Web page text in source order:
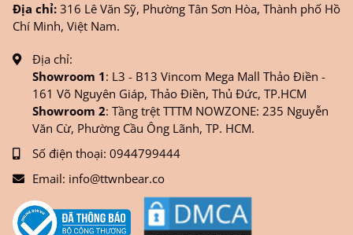
Địa chỉ: 316 Lê Văn Sỹ, Phường Tân Sơn Hòa, Thành phố Hồ
Chí Minh, Việt Nam.
Địa chỉ:
Showroom 1: L3 - B13 Vincom Mega Mall Thảo Điền -
161 Võ Nguyên Giáp, Thảo Điền, Thủ Đức, TP.HCM
Showroom 2: Tầng trệt TTTM NOWZONE: 235 Nguyễn
Văn Cừ, Phường Cầu Ông Lãnh, TP. HCM.
Số điện thoại: 0944799444
Email: info@ttwnbear.co